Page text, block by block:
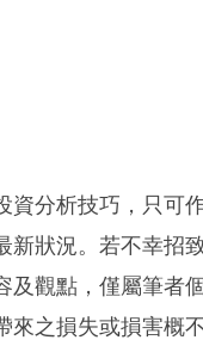
資分析技巧，只可
新狀況。若不幸招
及觀點，僅屬筆者
之損失或損害概不